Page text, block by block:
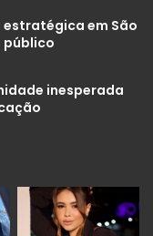
em São
público
inesperada